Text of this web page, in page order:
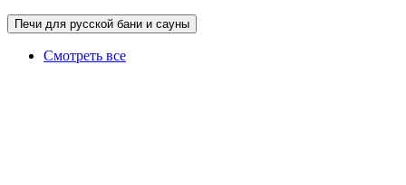
Печи для русской бани и сауны
Смотреть все